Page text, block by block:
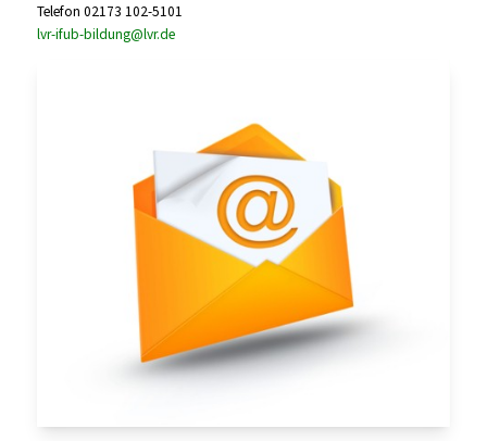
Telefon 02173 102-5101
lvr-ifub-bildung@lvr.de